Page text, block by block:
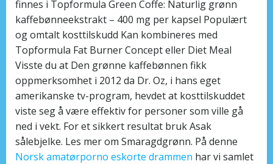
finnes i Topformula Green Coffe: Naturlig grønn
kaffebønneekstrakt – 400 mg per kapsel Populært
og omtalt kosttilskudd Kan kombineres med
Topformula Fat Burner Concept eller Diet Meal
Visste du at Den grønne kaffebønnen fikk
oppmerksomhet i 2012 da Dr. Oz, i hans eget
amerikanske tv-program, hevdet at kosttilskuddet
viste seg å være effektiv for personer som ville gå
ned i vekt. For et sikkert resultat bruk Asak
sålebjelke. Les mer om Smaragdgrønn. På denne
Norsk amatørporno eskorte drammen har vi samlet